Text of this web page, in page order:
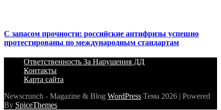
С запасом прочности: российские антифризы успешно
протестированы по международным стандартам
Ответственность За Нарушения ДД
Контакты
Карта сайта
Newscrunch - Magazine & Blog WordPress Тема 2026 | Powered
By SpiceThemes